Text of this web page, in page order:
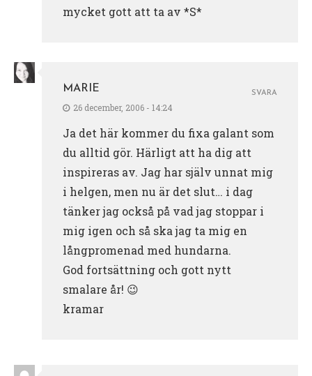
mycket gott att ta av *S*
MARIE
26 december, 2006 - 14:24
Ja det här kommer du fixa galant som
du alltid gör. Härligt att ha dig att
inspireras av. Jag har själv unnat mig
i helgen, men nu är det slut… i dag
tänker jag också på vad jag stoppar i
mig igen och så ska jag ta mig en
långpromenad med hundarna.
God fortsättning och gott nytt
smalare år! 😉
kramar
SVARA